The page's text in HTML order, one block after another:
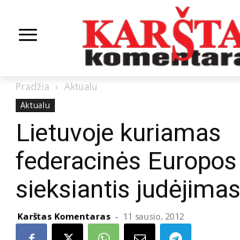
Pradžia Aktualu
Aktualu
Lietuvoje kuriamas
federacinės Europos
sieksiantis judėjimas
Karštas Komentaras - 11 sausio, 2012